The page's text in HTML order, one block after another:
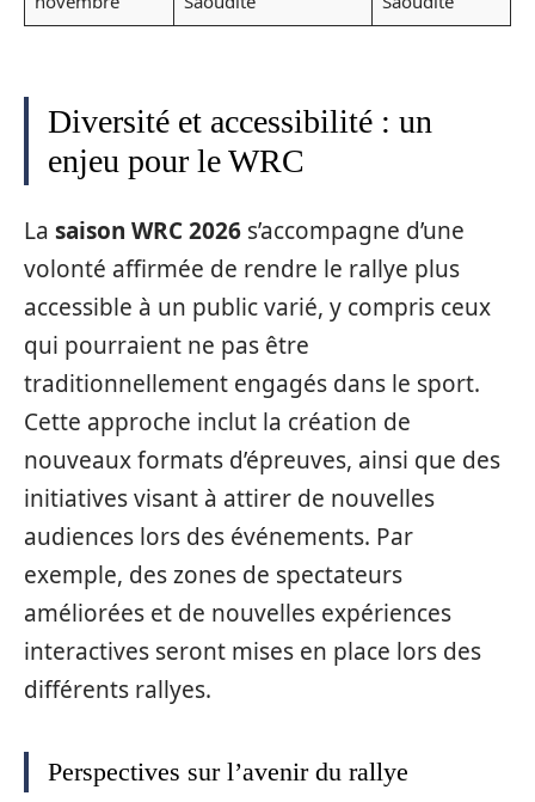
Diversité et accessibilité : un
enjeu pour le WRC
La saison WRC 2026 s’accompagne d’une
volonté affirmée de rendre le rallye plus
accessible à un public varié, y compris ceux
qui pourraient ne pas être
traditionnellement engagés dans le sport.
Cette approche inclut la création de
nouveaux formats d’épreuves, ainsi que des
initiatives visant à attirer de nouvelles
audiences lors des événements. Par
exemple, des zones de spectateurs
améliorées et de nouvelles expériences
interactives seront mises en place lors des
différents rallyes.
Perspectives sur l’avenir du rallye